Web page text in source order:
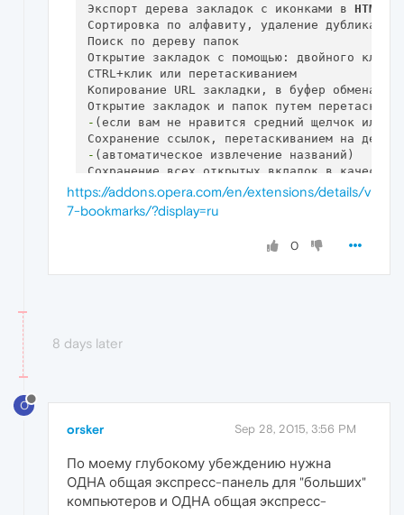
Экспорт дерева закладок с иконками в HTML
Сортировка по алфавиту, удаление
Поиск по дереву папок
Открытие закладок с помощью: двойного
CTRL+клик или перетаскиванием
Копирование URL закладки, в буфер обмена
- (если вам не нравится средний щелчок или
- (автоматическое извлечение названий)
Сохранение всех открытых вкладок в качестве
Группировка закладок основных папок
Меню по клику правой кнопкой
копировать/вставить...
"Как пользоваться"
https://addons.opera.com/en/extensions/details/v
7-bookmarks/?display=ru
0
8 days later
O
orsker Sep 28, 2015, 3:56 PM
По моему глубокому убеждению нужна
ОДНА общая экспресс-панель для "больших"
компьютеров и ОДНА общая экспресс-